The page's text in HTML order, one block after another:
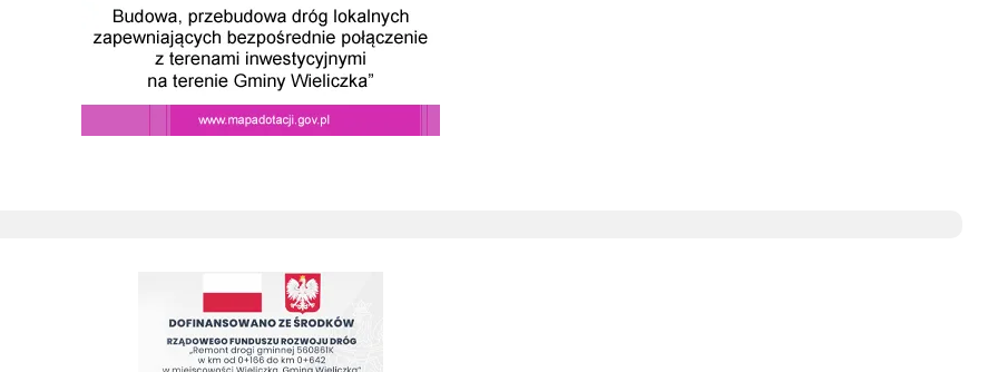
Remont drogi gminnej 560861K ul. Juliusza Słowackiego w Wieliczce